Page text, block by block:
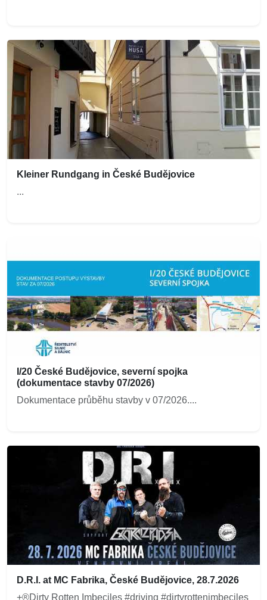
Kleiner Rundgang in České Budějovice
...
I/20 České Budějovice, severní spojka
(dokumentace stavby 07/2026)
Dokumentace průběhu stavby v 07/2026....
D.R.I. at MC Fabrika, České Budějovice, 28.7.2026
+®Dirty Rotten Imbeciles #driving #dirtyrottenimbeciles